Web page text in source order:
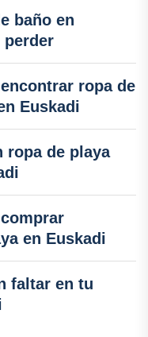
baño en
perder
ropa de
Euskadi
ropa de playa
en Euskadi
faltar en tu